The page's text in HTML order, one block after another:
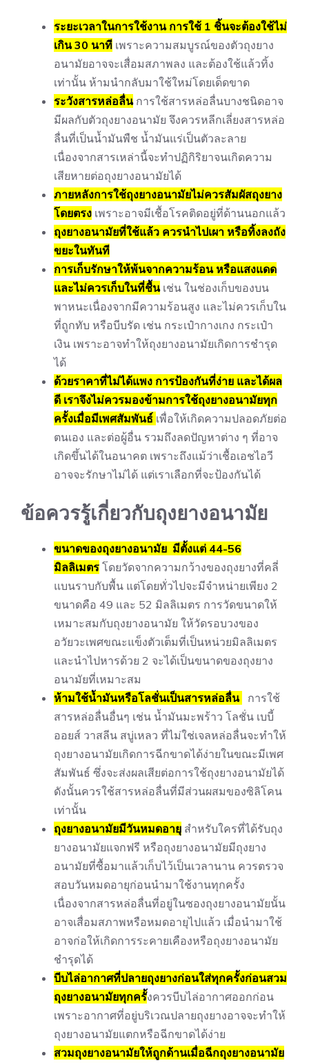
ระยะเวลาในการใช้งาน การใช้ 1 ชิ้นจะต้องใช้ไม่
เกิน 30 นาที เพราะความสมบูรณ์ของตัวถุงยาง
อนามัยอาจจะเสื่อมสภาพลง และต้องใช้แล้วทิ้ง
เท่านั้น ห้ามนำกลับมาใช้ใหม่โดยเด็ดขาด
ระวังสารหล่อลื่นการใช้สารหล่อลื่นบางชนิดอาจ
มีผลกับตัวถุงยางอนามัย จึงควรหลีกเลี่ยงสารหล่อ
ลื่นที่เป็นน้ำมันพืช น้ำมันแร่เป็นตัวละลาย
เนื่องจากสารเหล่านี้จะทำปฏิกิริยาจนเกิดความ
เสียหายต่อถุงยางอนามัยได้
ภายหลังการใช้ถุงยางอนามัยไม่ควรสัมผัสถุงยาง
โดยตรง เพราะอาจมีเชื้อโรคติดอยู่ที่ด้านนอกแล้ว
ถุงยางอนามัยที่ใช้แล้ว ควรนำไปเผา หรือทิ้งลงถัง
ขยะในทันที
การเก็บรักษาให้พ้นจากความร้อน หรือแสงแดด
และไม่ควรเก็บในที่ชื้นเช่น ในช่องเก็บของบน
พาหนะเนื่องจากมีความร้อนสูง และไม่ควรเก็บใน
ที่ถูกทับ หรือบีบรัด เช่น กระเป๋ากางเกง กระเป๋า
เงิน เพราะอาจทำให้ถุงยางอนามัยเกิดการชำรุด
ได้
ด้วยราคาที่ไม่ได้แพง การป้องกันที่ง่าย และได้ผล
ดี เราจึงไม่ควรมองข้ามการใช้ถุงยางอนามัยทุก
ครั้งเมื่อมีเพศสัมพันธ์ เพื่อให้เกิดความปลอดภัยต่อ
ตนเอง และต่อผู้อื่น รวมถึงลดปัญหาต่าง ๆ ที่อาจ
เกิดขึ้นได้ในอนาคต เพราะถึงแม้ว่าเชื้อเอชไอวี
อาจจะรักษาไม่ได้ แต่เราเลือกที่จะป้องกันได้
ข้อควรรู้เกี่ยวกับถุงยางอนามัย
ขนาดของถุงยางอนามัย มีตั้งแต่ 44-56
มิลลิเมตร โดยวัดจากความกว้างของถุงยางที่คลี่
แบนราบกับพื้น แต่โดยทั่วไปจะมีจำหน่ายเพียง 2
ขนาดคือ 49 และ 52 มิลลิเมตร การวัดขนาดให้
เหมาะสมกับถุงยางอนามัย ให้วัดรอบวงของ
อวัยวะเพศขณะแข็งตัวเต็มที่เป็นหน่วยมิลลิเมตร
และนำไปหารด้วย 2 จะได้เป็นขนาดของถุงยาง
อนามัยที่เหมาะสม
ห้ามใช้น้ำมันหรือโลชั่นเป็นสารหล่อลื่น
การใช้
สารหล่อลื่นอื่นๆ เช่น น้ำมันมะพร้าว โลชั่น เบบี้
ออยส์ วาสลีน สบู่เหลว ที่ไม่ใช่เจลหล่อลื่นจะทำให้
ถุงยางอนามัยเกิดการฉีกขาดได้ง่ายในขณะมีเพศ
สัมพันธ์ ซึ่งจะส่งผลเสียต่อการใช้ถุงยางอนามัยได้
ดังนั้นควรใช้สารหล่อลื่นที่มีส่วนผสมของซิลิโคน
เท่านั้น
ถุงยางอนามัยมีวันหมดอายุ สำหรับใครที่ได้รับถุง
ยางอนามัยแจกฟรี หรือถุงยางอนามัยมีถุงยาง
อนามัยที่ซื้อมาแล้วเก็บไว้เป็นเวลานาน ควรตรวจ
สอบวันหมดอายุก่อนนำมาใช้งานทุกครั้ง
เนื่องจากสารหล่อลื่นที่อยู่ในซองถุงยางอนามัยนั้น
อาจเสื่อมสภาพหรือหมดอายุไปแล้ว เมื่อนำมาใช้
อาจก่อให้เกิดการระคายเคืองหรือถุงยางอนามัย
ชำรุดได้
บีบไล่อากาศที่ปลายถุงยางก่อนใส่ทุกครั้งก่อนสวม
ถุงยางอนามัยทุกครั้งควรบีบไล่อากาศออกก่อน
เพราะอากาศที่อยู่บริเวณปลายถุงยางอาจจะทำให้
ถุงยางอนามัยแตกหรือฉีกขาดได้ง่าย
สวมถุงยางอนามัยให้ถูกด้านเมื่อฉีกถุงยางอนามัย